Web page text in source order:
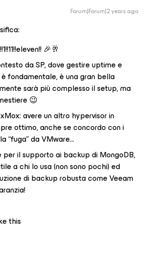
Forum|Forum|2 years ago
🎉🥂
da SP, dove gestire uptime e
fondamentale, è una gran bella
sarà più complesso il setup, ma
😉
avere un altro hypervisor in
ottimo, anche se concordo con i
“fuga” da VMware…
per il supporto ai backup di MongoDB,
a chi lo usa (non sono pochi) ed
di backup robusta come Veeam
this